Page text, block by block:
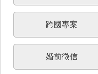
跨國專案
婚前徵信